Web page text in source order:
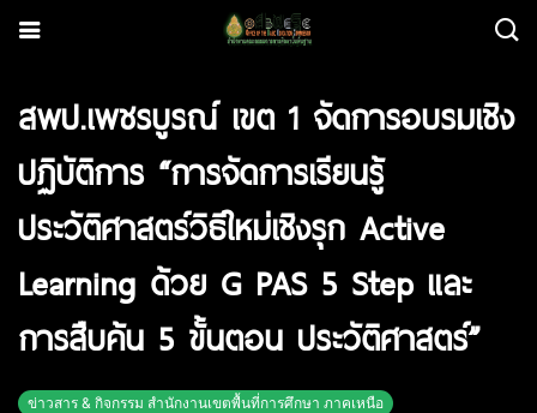
สพป.เพชรบูรณ์ เขต 1 จัดการอบรมเชิง
ปฏิบัติการ “การจัดการเรียนรู้
ประวัติศาสตร์วิธีใหม่เชิงรุก Active
Learning ด้วย G PAS 5 Step และ
การสืบค้น 5 ขั้นตอน ประวัติศาสตร์”
ข่าวสาร & กิจกรรม สำนักงานเขตพื้นที่การศึกษา ภาคเหนือ